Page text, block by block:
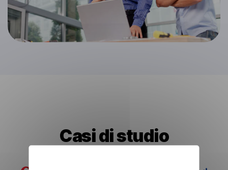
Casi di studio